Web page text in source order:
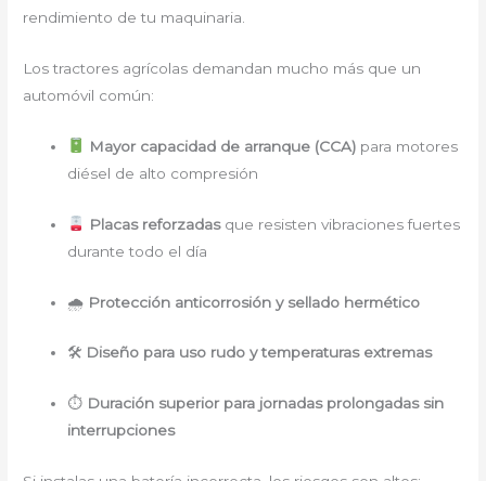
rendimiento de tu maquinaria.
Los tractores agrícolas demandan mucho más que un
automóvil común:
Mayor capacidad de arranque (CCA)para motores
diésel de alto compresión
Placas reforzadasque resisten vibraciones fuertes
durante todo el día
🌧 Protección anticorrosión y sellado hermético
🛠 Diseño para uso rudo y temperaturas extremas
⏱ Duración superior para jornadas prolongadas sin
interrupciones